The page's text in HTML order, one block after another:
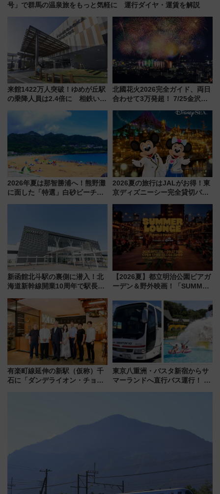
号」で群馬の温泉旅をもっと気軽に 運行ダイヤ・運賃を解説
来館1422万人突破！ゆめが丘駅
の乗降人員は2.4倍に 相鉄いず
年祭にそうにゃん＆DB.スター
マンが登場
北國花火2026完全ガイド、両日
合わせて3万発超！ 7/25金沢大
会の日程・アクセス・観覧席ま
とめ（石川県）
2026年夏は那智勝浦へ！熊野灘
に面した「特選」白砂ビーチは
2026夏の旅行はJALがお得！東
京ディズニーシー完全貸切パー
ーン始まる 条件は「夏の国内
線に2回搭乗」
新函館北斗駅の裏側に潜入！北
海道新幹線開業10周年で駅長
ト 参加方法や体験内容を紹介
【2026夏】都立明治公園ビアガ
ーデン＆野外映画！「SUMMER
ケジュール 夜風とビール、映画
を満喫！
有楽町線延伸の新駅（仮称）千
石に「ダンデライオン・チョコ
東京八重洲・バスタ新宿からサ
マーランドへ直行バス運行！ お